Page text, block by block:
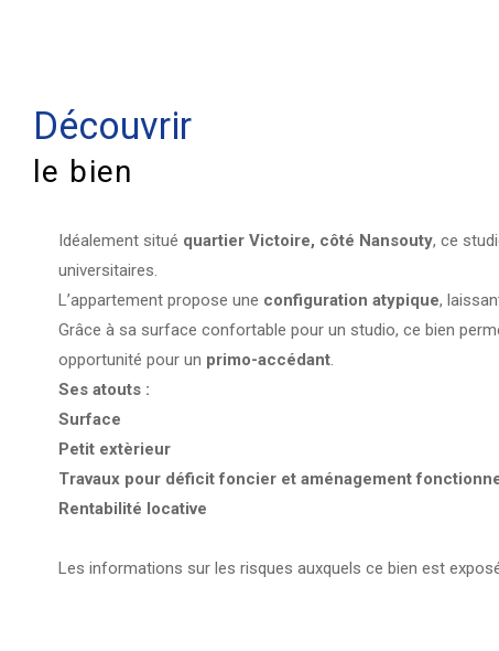
découvrir
le bien
Idéalement situé quartier Victoire, côté Nansouty, ce
universitaires.
L’appartement propose une configuration atypique,
Grâce à sa surface confortable pour un studio, ce bien
opportunité pour un primo-accédant.
Ses atouts :
Surface
Petit extèrieur
Travaux pour déficit foncier et aménagement
Rentabilité locative
Les informations sur les risques auxquels ce bien est